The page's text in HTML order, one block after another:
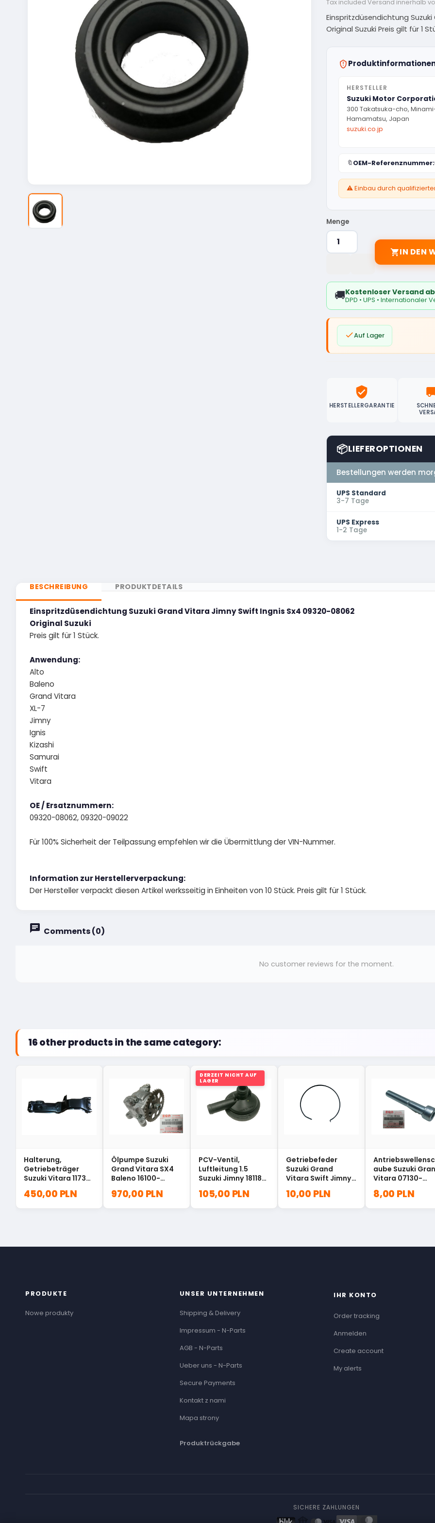
Tax included Versand innerhalb
Einspritzdüsendichtung
Original Suzuki Preis gilt für 1
Produktinformationen
HERSTELLER
Suzuki Motor
300 Takatsuka-cho,
Hamamatsu, Japan
suzuki.co.jp
🔖 OEM-Referenznummer:
⚠️ Einbau durch
Menge
IN DEN
🚚Kostenloser Versand
DPD • UPS • Internationaler
Auf Lager
verified_user
HERSTELLERGARANTIE
📦LIEFEROPTIONEN
Bestellungen werden
UPS Standard
3-7 Tage
UPS Express
1-2 Tage
BESCHREIBUNG PRODUKTDETAILS
Einspritzdüsendichtung Suzuki Grand Vitara Jimny Swift Ingnis Sx4 09320-08062
Original Suzuki
Preis gilt für 1 Stück.
Anwendung:
Alto
Baleno
Grand Vitara
XL-7
Jimny
Ignis
Kizashi
Samurai
Swift
Vitara
OE / Ersatznummern:
09320-08062, 09320-09022
Für 100% Sicherheit der Teilpassung empfehlen wir die Übermittlung der VIN-Nummer.
Information zur Herstellerverpackung:
Der Hersteller verpackt diesen Artikel werksseitig in Einheiten von 10 Stück. Preis gilt für 1 Stück.
Comments (0)
No customer reviews for the moment.
16 other products in the same category:
Halterung,
Getriebeträger
Suzuki Vitara 11730-
450,00 PLN
Ölpumpe Suzuki
Grand Vitara SX4
Baleno 16100-
970,00 PLN
DERZEIT NICHT AUF
LAGER
PCV-Ventil,
Luftleitung 1.5
Suzuki Jimny 18118-
105,00 PLN
Getriebefeder
Suzuki Grand
Vitara Swift Jimny
10,00 PLN
aube Suzuki
Vitara 07130-
8,00 PLN
PRODUKTE
Nowe produkty
UNSER UNTERNEHMEN
Shipping & Delivery
Impressum - N-Parts
AGB - N-Parts
Ueber uns - N-Parts
Secure Payments
Kontakt z nami
Mapa strony
Produktrückgabe
IHR KONTO
Order tracking
Anmelden
Create account
My alerts
SICHERE ZAHLUNGEN